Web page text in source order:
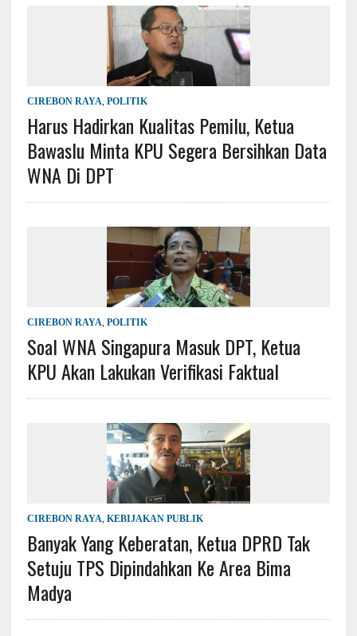
CIREBON RAYA, POLITIK
Harus Hadirkan Kualitas Pemilu, Ketua
Bawaslu Minta KPU Segera Bersihkan Data
WNA Di DPT
CIREBON RAYA, POLITIK
Soal WNA Singapura Masuk DPT, Ketua
KPU Akan Lakukan Verifikasi Faktual
CIREBON RAYA, KEBIJAKAN PUBLIK
Banyak Yang Keberatan, Ketua DPRD Tak
Setuju TPS Dipindahkan Ke Area Bima
Madya